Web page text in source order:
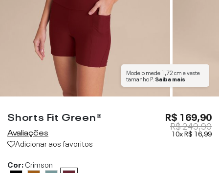
Carbon Neutral
Modelo mede1,72 cme veste
tamanhoP. Saiba mais
Shorts Fit Green®
Avaliações
Adicionar aos favoritos
R$ 169,90
R$ 249,90
10xR$ 16,99
Cor:Crimson